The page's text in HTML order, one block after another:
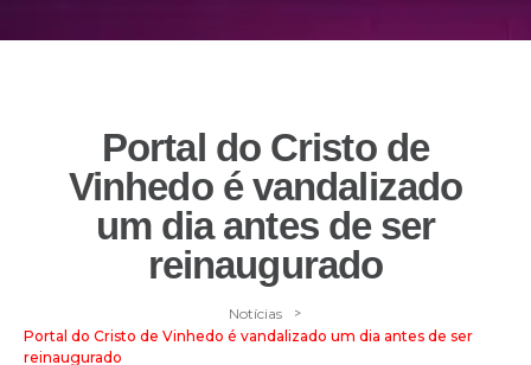
Portal do Cristo de
Vinhedo é vandalizado
um dia antes de ser
reinaugurado
Notícias >
Portal do Cristo de Vinhedo é vandalizado um dia antes de ser
reinaugurado